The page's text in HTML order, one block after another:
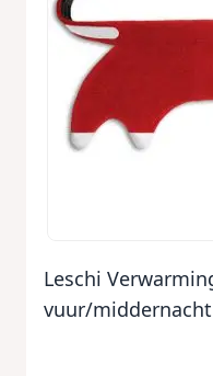
Leschi
vuur/middernacht